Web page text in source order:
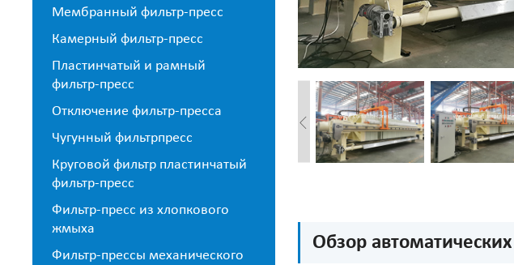
Мембранный фильтр-пресс
Камерный фильтр-пресс
Пластинчатый и рамный
фильтр-пресс
Отключение фильтр-пресса
Чугунный фильтрпресс
Круговой фильтр пластинчатый
фильтр-пресс
Фильтр-пресс из хлопкового
жмыха
Фильтр-прессы механического
Обзор